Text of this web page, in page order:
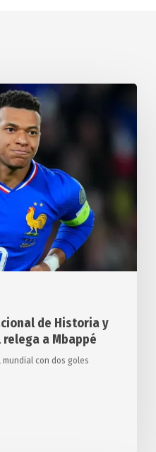
de Historia y
a Mbappé
mundial con dos goles